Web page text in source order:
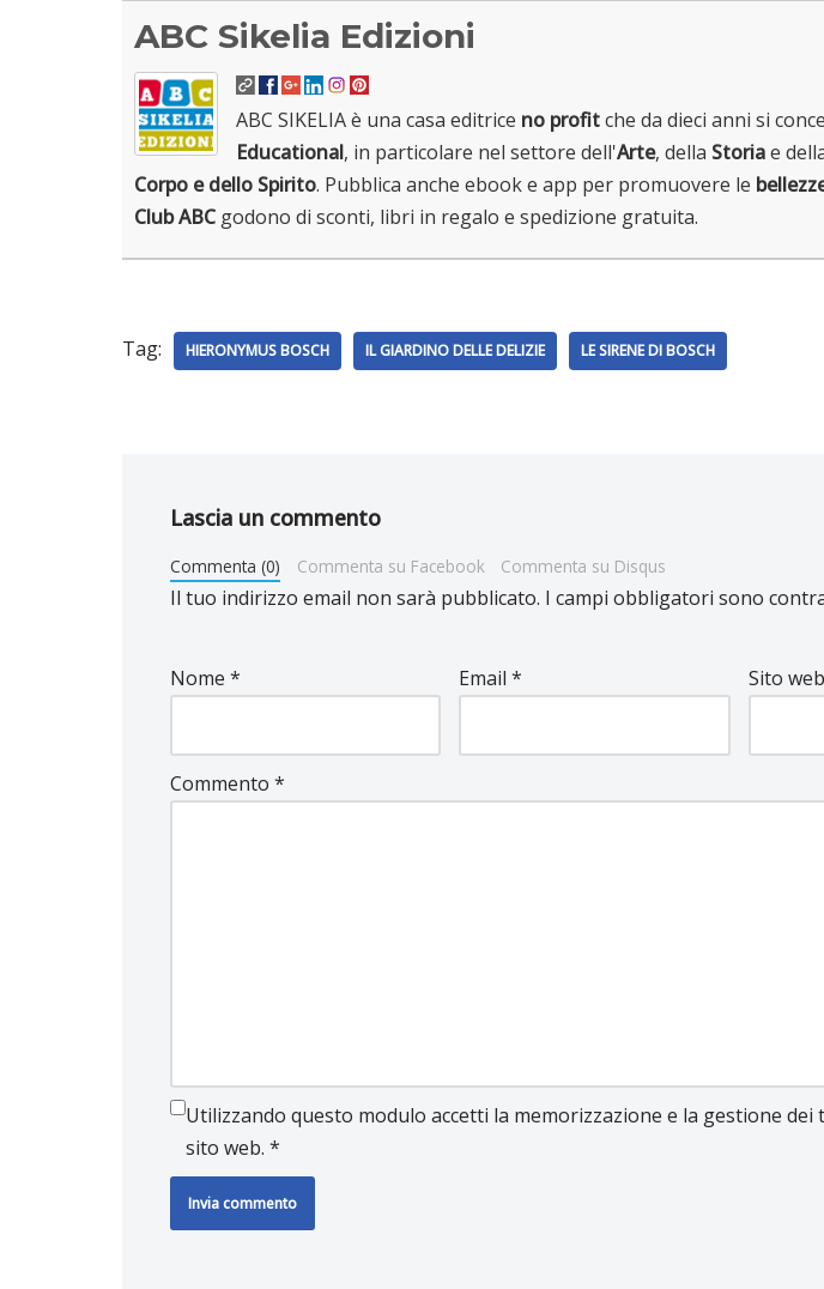
ABC Sikelia Edizioni
ABC SIKELIA è una casa editrice no profitche da dieci anni si
Educational, in particolare nel settore dell'Arte, della Storiae
Corpo e dello Spirito. Pubblica anche ebook e app per promuovere le
Club ABC godono di sconti, libri in regalo e spedizione gratuita.
Tag: HIERONYMUS BOSCH IL GIARDINO DELLE DELIZIE LE SIRENE DI BOSCH
Lascia un commento
Commenta (0) Commenta su Facebook Commenta su Disqus
Il tuo indirizzo email non sarà pubblicato. I campi obbligatori sono
Nome * Email* Sito web
Commento *
Utilizzando questo modulo accetti la memorizzazione e la gestione dei
sito web. *